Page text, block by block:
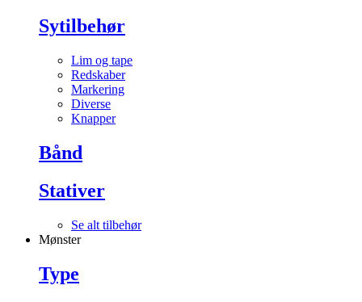
Sytilbehør
Lim og tape
Redskaber
Markering
Diverse
Knapper
Bånd
Stativer
Se alt tilbehør
Mønster
Type